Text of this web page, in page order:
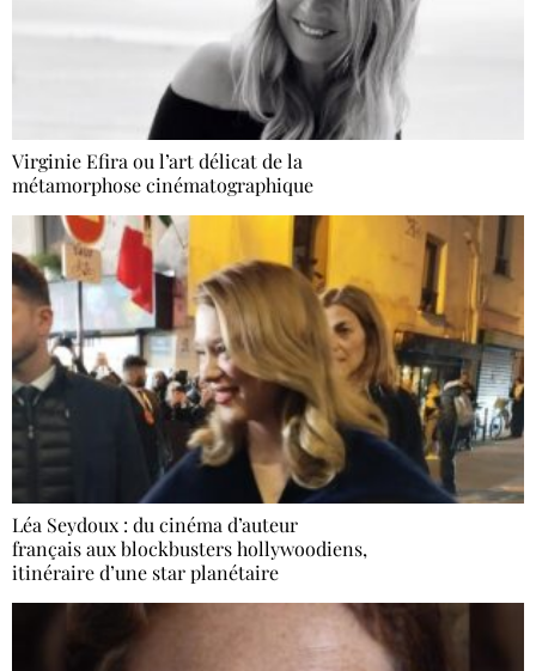
Virginie Efira ou l’art délicat de la
métamorphose cinématographique
Léa Seydoux : du cinéma d’auteur
français aux blockbusters hollywoodiens,
itinéraire d’une star planétaire